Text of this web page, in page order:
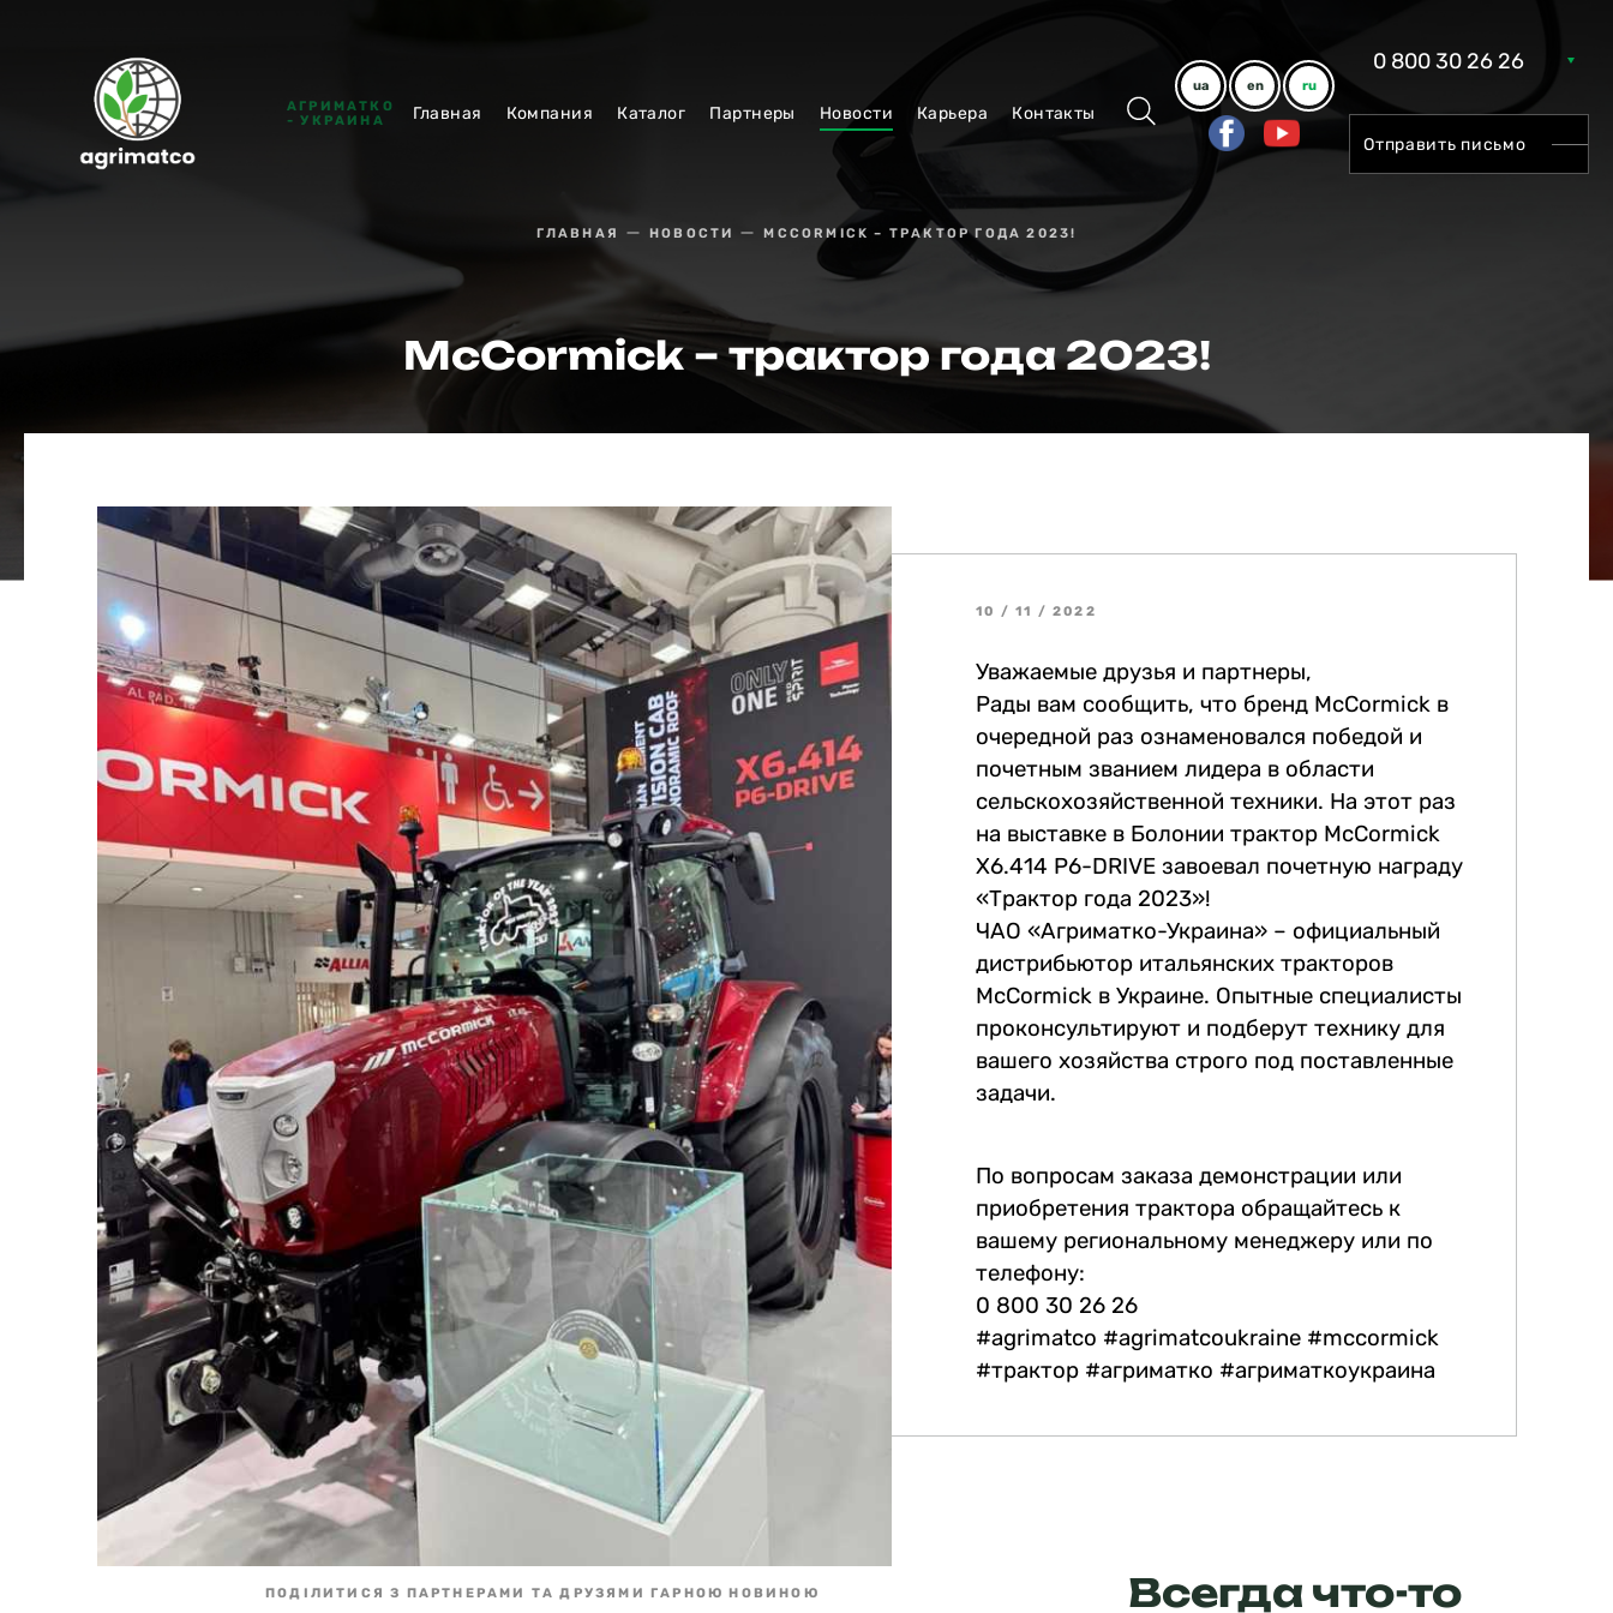
АГРИМАТКО
- УКРАИНА
Главная Компания Каталог Партнеры Новости Карьера Контакты
ua en ru
0 800 30 26 26
Отправить письмо
ГЛАВНАЯ НОВОСТИ MCCORMICK – ТРАКТОР ГОДА 2023!
McCormick – трактор года 2023!
ПОДІЛИТИСЯ З ПАРТНЕРАМИ ТА ДРУЗЯМИ ГАРНОЮ НОВИНОЮ
10 / 11 / 2022
Уважаемые друзья и партнеры,
Рады вам сообщить, что бренд McCormick в
очередной раз ознаменовался победой и
почетным званием лидера в области
сельскохозяйственной техники. На этот раз
на выставке в Болонии трактор McCormick
X6.414 P6-DRIVE завоевал почетную награду
«Трактор года 2023»!
ЧАО «Агриматко-Украина» – официальный
дистрибьютор итальянских тракторов
McCormick в Украине. Опытные специалисты
проконсультируют и подберут технику для
вашего хозяйства строго под поставленные
задачи.
По вопросам заказа демонстрации или
приобретения трактора обращайтесь к
вашему региональному менеджеру или по
телефону:
0 800 30 26 26
#agrimatco #agrimatcoukraine #mccormick
#трактор #агриматко #агриматкоукраина
Всегда что-то